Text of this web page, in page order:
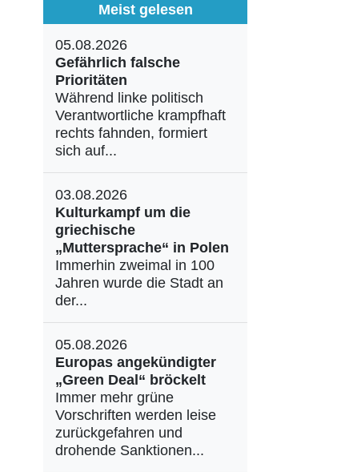
Meist gelesen
05.08.2026
Gefährlich falsche
Prioritäten
Während linke politisch
Verantwortliche krampfhaft
rechts fahnden, formiert
sich auf...
03.08.2026
Kulturkampf um die
griechische
„Muttersprache“ in Polen
Immerhin zweimal in 100
Jahren wurde die Stadt an
der...
05.08.2026
Europas angekündigter
„Green Deal“ bröckelt
Immer mehr grüne
Vorschriften werden leise
zurückgefahren und
drohende Sanktionen...